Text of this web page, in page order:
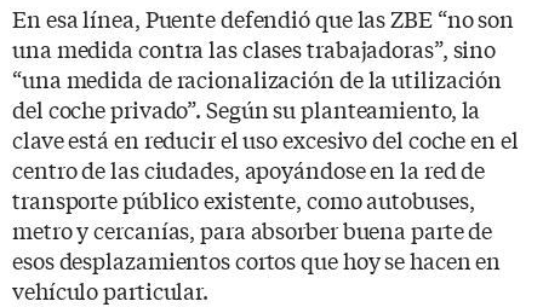
En esa línea, Puente defendió que las ZBE “no son
una medida contra las clases trabajadoras”, sino
“una medida de racionalización de la utilización
del coche privado”. Según su planteamiento, la
clave está en reducir el uso excesivo del coche en el
centro de las ciudades, apoyándose en la red de
transporte público existente, como autobuses,
metro y cercanías, para absorber buena parte de
esos desplazamientos cortos que hoy se hacen en
vehículo particular.